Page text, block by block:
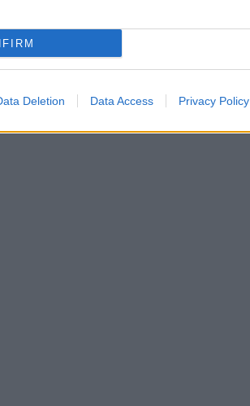
Deletion Data Access Privacy Policy